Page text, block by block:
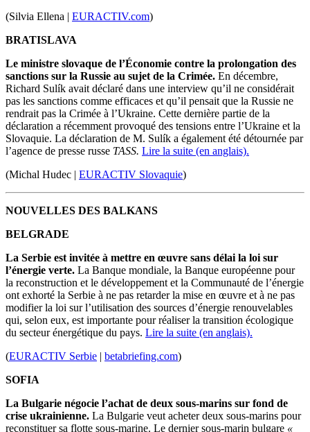
(Silvia Ellena | EURACTIV.com)
BRATISLAVA
Le ministre slovaque de l’Économie contre la prolongation des
sanctions sur la Russie au sujet de la Crimée. En décembre,
Richard Sulík avait déclaré dans une interview qu’il ne considérait
pas les sanctions comme efficaces et qu’il pensait que la Russie ne
rendrait pas la Crimée à l’Ukraine. Cette dernière partie de la
déclaration a récemment provoqué des tensions entre l’Ukraine et la
Slovaquie. La déclaration de M. Sulík a également été détournée par
l’agence de presse russe TASS. Lire la suite (en anglais).
(Michal Hudec | EURACTIV Slovaquie)
NOUVELLES DES BALKANS
BELGRADE
La Serbie est invitée à mettre en œuvre sans délai la loi sur
l’énergie verte. La Banque mondiale, la Banque européenne pour
la reconstruction et le développement et la Communauté de l’énergie
ont exhorté la Serbie à ne pas retarder la mise en œuvre et à ne pas
modifier la loi sur l’utilisation des sources d’énergie renouvelables
qui, selon eux, est importante pour réaliser la transition écologique
du secteur énergétique du pays. Lire la suite (en anglais).
(EURACTIV Serbie | betabriefing.com)
SOFIA
La Bulgarie négocie l’achat de deux sous-marins sur fond de
crise ukrainienne. La Bulgarie veut acheter deux sous-marins pour
reconstituer sa flotte sous-marine. Le dernier sous-marin bulgare «